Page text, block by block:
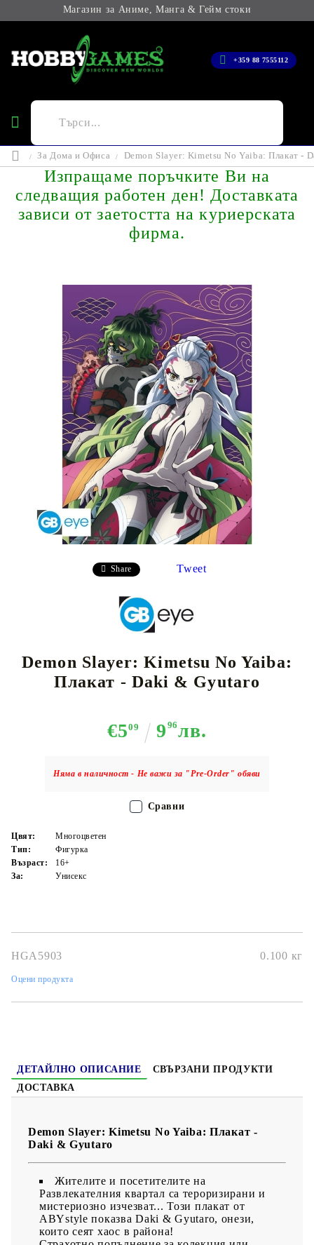
Магазин за Аниме, Манга & Гейм стоки
+359 88 7555112
За Дома и Офиса Demon Slayer: Kimetsu No Yaiba: Плакат -
Изпращаме поръчките Ви на
следващия работен ден! Доставката
зависи от заетостта на куриерската
фирма.
Share Tweet
Demon Slayer: Kimetsu No Yaiba:
Плакат - Daki & Gyutaro
€509 9 96лв.
Няма в наличност - Не важи за "Pre-Order" обяви
Цвят:
Многоцветен
Тип:
Фигурка
Възраст:
16+
За:
Унисекс
HGA5903 0.100 кг
Оцени продукта
Сравни
ДЕТАЙЛНО ОПИСАНИЕ
СВЪРЗАНИ ПРОДУКТИ
ДОСТАВКА
Demon Slayer: Kimetsu No Yaiba: Плакат -
Daki & Gyutaro
Жителите и посетителите на
Развлекателния квартал са тероризирани и
мистериозно изчезват... Този плакат от
ABYstyle показва Daki & Gyutaro, онези,
които сеят хаос в района!